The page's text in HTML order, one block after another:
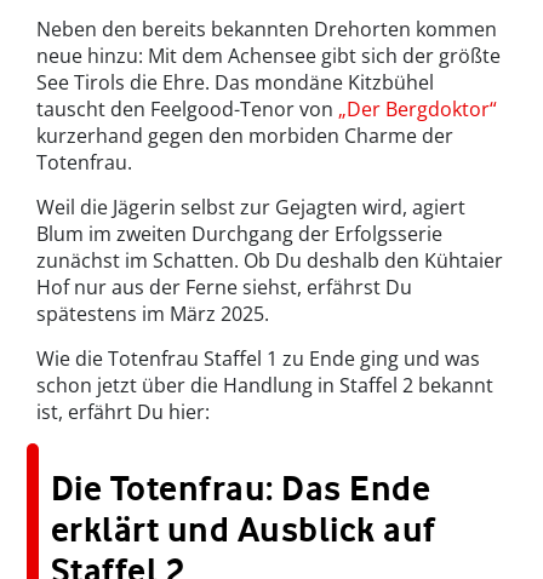
Neben den bereits bekannten Drehorten kommen
neue hinzu: Mit dem Achensee gibt sich der größte
See Tirols die Ehre. Das mondäne Kitzbühel
tauscht den Feelgood-Tenor von „Der Bergdoktor“
kurzerhand gegen den morbiden Charme der
Totenfrau.
Weil die Jägerin selbst zur Gejagten wird, agiert
Blum im zweiten Durchgang der Erfolgsserie
zunächst im Schatten. Ob Du deshalb den Kühtaier
Hof nur aus der Ferne siehst, erfährst Du
spätestens im März 2025.
Wie die Totenfrau Staffel 1 zu Ende ging und was
schon jetzt über die Handlung in Staffel 2 bekannt
ist, erfährt Du hier:
Die Totenfrau: Das Ende
erklärt und Ausblick auf